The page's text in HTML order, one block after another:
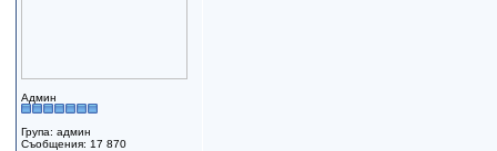
Админ
Група: админ
Съобщения: 17 870